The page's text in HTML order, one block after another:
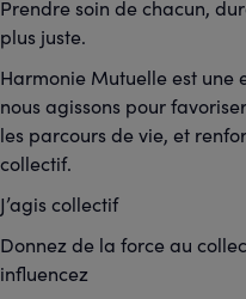
Prendre soin de chacun,
plus juste.
Harmonie Mutuelle est une
nous agissons pour
les parcours de vie, et
collectif.
J’agis collectif
Donnez de la force au
influencez